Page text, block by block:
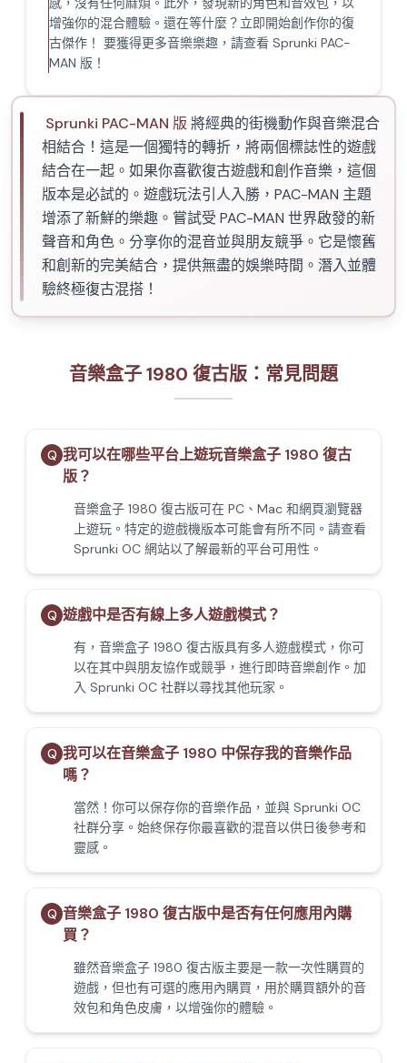
增強你的混合體驗。還在等什麼？立即開始創作你的復
古傑作！ 要獲得更多音樂樂趣，請查看 Sprunki PAC-
MAN 版！
Sprunki PAC-MAN 版 將經典的街機動作與音樂混合
相結合！這是一個獨特的轉折，將兩個標誌性的遊戲
結合在一起。如果你喜歡復古遊戲和創作音樂，這個
版本是必試的。遊戲玩法引人入勝，PAC-MAN 主題
增添了新鮮的樂趣。嘗試受 PAC-MAN 世界啟發的新
聲音和角色。分享你的混音並與朋友競爭。它是懷舊
和創新的完美結合，提供無盡的娛樂時間。潛入並體
驗終極復古混搭！
音樂盒子 1980 復古版：常見問題
Q 我可以在哪些平台上遊玩音樂盒子 1980 復古
版？
音樂盒子 1980 復古版可在 PC、Mac 和網頁瀏覽器
上遊玩。特定的遊戲機版本可能會有所不同。請查看
Sprunki OC 網站以了解最新的平台可用性。
Q 遊戲中是否有線上多人遊戲模式？
有，音樂盒子 1980 復古版具有多人遊戲模式，你可
以在其中與朋友協作或競爭，進行即時音樂創作。加
入 Sprunki OC 社群以尋找其他玩家。
Q 我可以在音樂盒子 1980 中保存我的音樂作品
嗎？
當然！你可以保存你的音樂作品，並與 Sprunki OC
社群分享。始終保存你最喜歡的混音以供日後參考和
靈感。
Q 音樂盒子 1980 復古版中是否有任何應用內購
買？
雖然音樂盒子 1980 復古版主要是一款一次性購買的
遊戲，但也有可選的應用內購買，用於購買額外的音
效包和角色皮膚，以增強你的體驗。